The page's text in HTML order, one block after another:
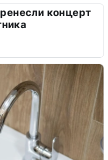
концерт